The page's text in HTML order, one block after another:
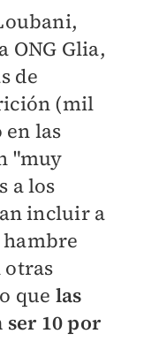
ONG Glia,
de
(mil
en las
"muy
a los
incluir a
que las
10 por